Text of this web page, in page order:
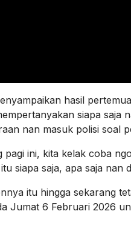
hasil
siapa saja
nan masuk polisi soal
pagi ini, kita kelak coba
siapa saja, apa saja
itu hingga sekarang
Jumat 6 Februari 2026